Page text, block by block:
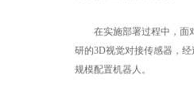
在实施部署过程中，面对
研的3D视觉对接传感器，
规模配置机器人。